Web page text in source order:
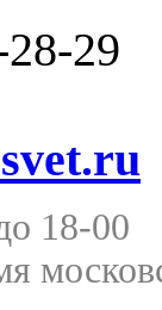
29
18-00